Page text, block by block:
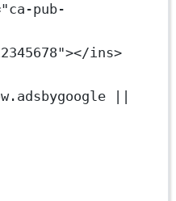
"ca-pub-
></ins>
. adsbygoogle